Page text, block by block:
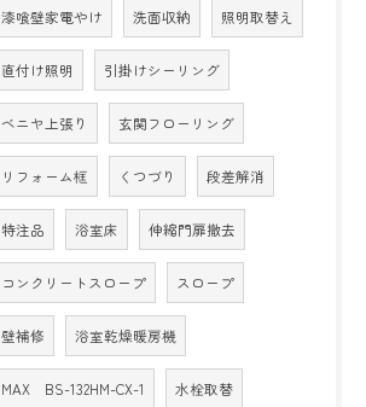
漆喰壁家電やけ 洗面収納 照明取替え
直付け照明 引掛けシーリング
ベニヤ上張り 玄関フローリング
リフォーム框 くつづり 段差解消
特注品 浴室床 伸縮門扉撤去
コンクリートスロープ スロープ
壁補修 浴室乾燥暖房機
MAX BS-132HM-CX-1 水栓取替